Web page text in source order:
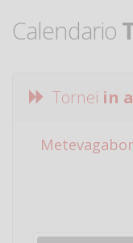
Calendario
Tornei in